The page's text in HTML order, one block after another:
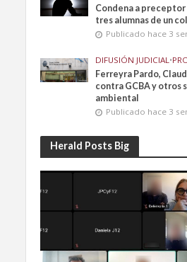
Condena a preceptor
tres alumnas de un
Publicado hace 3
DIFUSIÓN JUDICIAL •
Ferreyra Pardo,
contra GCBA y otros
ambiental
Publicado hace 3
Herald Posts Big